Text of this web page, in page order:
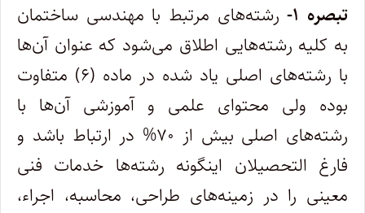
تبصره ۱-
رشته‌های مرتبط با مهندسی ساختمان
به کلیه رشته‌هایی اطلاق می‌شود که عنوان آن‌ها
با رشته‌های اصلی یاد شده در ماده (۶) متفاوت
‌بوده ولی محتوای علمی و آموزشی آن‌ها با
رشته‌های اصلی بیش از ۷۰% در ارتباط باشد و
فارغ‌ التحصیلان اینگونه رشته‌ها خدمات فنی
معینی را در ‌زمینه‌های طراحی، محاسبه، اجراء،